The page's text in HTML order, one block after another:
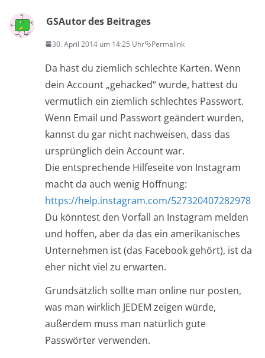
GSAutor des Beitrages
30. April 2014 um 14:25 Uhr Permalink
Da hast du ziemlich schlechte Karten. Wenn
dein Account „gehacked“ wurde, hattest du
vermutlich ein ziemlich schlechtes Passwort.
Wenn Email und Passwort geändert wurden,
kannst du gar nicht nachweisen, dass das
ursprünglich dein Account war.
Die entsprechende Hilfeseite von Instagram
macht da auch wenig Hoffnung:
https://help.instagram.com/527320407282978
Du könntest den Vorfall an Instagram melden
und hoffen, aber da das ein amerikanisches
Unternehmen ist (das Facebook gehört), ist da
eher nicht viel zu erwarten.
Grundsätzlich sollte man online nur posten,
was man wirklich JEDEM zeigen würde,
außerdem muss man natürlich gute
Passwörter verwenden.